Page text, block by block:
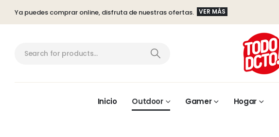
Ya puedes comprar online, disfruta de nuestras ofertas. VER MÁS
Inicio Outdoor Gamer Hogar